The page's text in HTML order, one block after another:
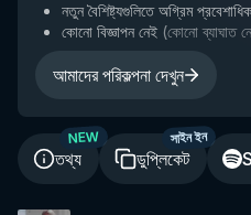
নতুন বৈশিষ্ট্যগুলিতে অগ্রিম
কোনো বিজ্ঞাপন নেই (কোনো ব্যাঘাত
আমাদের পরিকল্পনা দেখুন
তথ্য
NEW
ডুপ্লিকেট
সাইন ইন